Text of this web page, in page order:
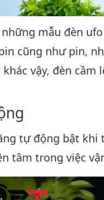
mẫu đèn
cũng như pin,
vậy, đèn cầm
tự động bật khi
tâm trong việc